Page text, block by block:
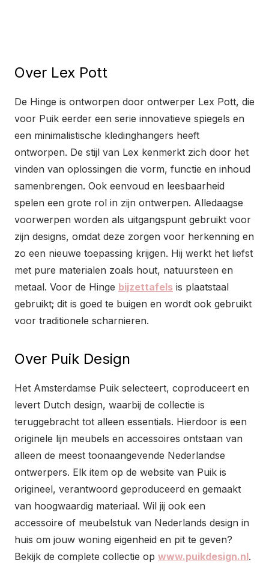
Over Lex Pott
De Hinge is ontworpen door ontwerper Lex Pott, die
voor Puik eerder een serie innovatieve spiegels en
een minimalistische kledinghangers heeft
ontworpen. De stijl van Lex kenmerkt zich door het
vinden van oplossingen die vorm, functie en inhoud
samenbrengen. Ook eenvoud en leesbaarheid
spelen een grote rol in zijn ontwerpen. Alledaagse
voorwerpen worden als uitgangspunt gebruikt voor
zijn designs, omdat deze zorgen voor herkenning en
zo een nieuwe toepassing krijgen. Hij werkt het liefst
met pure materialen zoals hout, natuursteen en
metaal. Voor de Hinge bijzettafels is plaatstaal
gebruikt; dit is goed te buigen en wordt ook gebruikt
voor traditionele scharnieren.
Over Puik Design
Het Amsterdamse Puik selecteert, coproduceert en
levert Dutch design, waarbij de collectie is
teruggebracht tot alleen essentials. Hierdoor is een
originele lijn meubels en accessoires ontstaan van
alleen de meest toonaangevende Nederlandse
ontwerpers. Elk item op de website van Puik is
origineel, verantwoord geproduceerd en gemaakt
van hoogwaardig materiaal. Wil jij ook een
accessoire of meubelstuk van Nederlands design in
huis om jouw woning eigenheid en pit te geven?
Bekijk de complete collectie op www.puikdesign.nl.